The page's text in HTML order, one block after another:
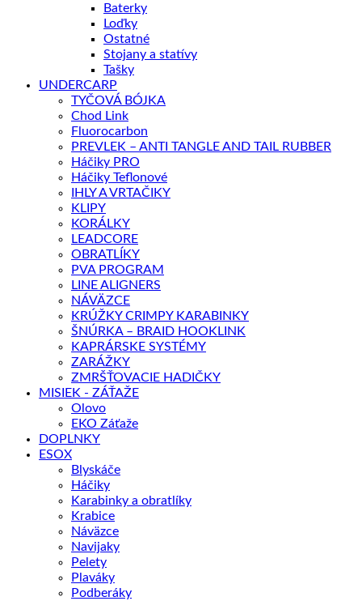
Baterky
Loďky
Ostatné
Stojany a statívy
Tašky
UNDERCARP
TYČOVÁ BÓJKA
Chod Link
Fluorocarbon
PREVLEK – ANTI TANGLE AND TAIL RUBBER
Háčiky PRO
Háčiky Teflonové
IHLY A VRTAČIKY
KLIPY
KORÁLKY
LEADCORE
OBRATLÍKY
PVA PROGRAM
LINE ALIGNERS
NÁVÄZCE
KRÚŽKY CRIMPY KARABINKY
ŠNÚRKA – BRAID HOOKLINK
KAPRÁRSKE SYSTÉMY
ZARÁŽKY
ZMRŠŤOVACIE HADIČKY
MISIEK - ZÁŤAŽE
Olovo
EKO Záťaže
DOPLNKY
ESOX
Blyskáče
Háčiky
Karabinky a obratlíky
Krabice
Náväzce
Navijaky
Pelety
Plaváky
Podberáky